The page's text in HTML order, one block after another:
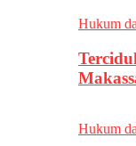
Hukum
Hukum